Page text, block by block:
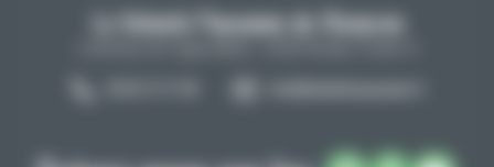
La Volonté Paysanne de l'Aveyron